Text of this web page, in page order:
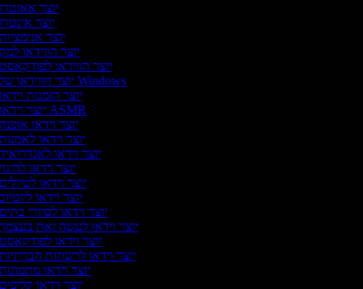
יוצר
יוצר
יוצר
יוצר הווידאו
יוצר הווידאו
יוצר הווידאו של Windows
יוצר הזמנות
יוצר וידאו ASMR
יוצר וידאו
יוצר וידאו
יוצר וידאו
יוצר וידאו
יוצר וידאו
יוצר וידאו
יוצר וידאו לסיורי
יוצר וידאו לעשה זאת
יוצר וידאו
יוצר וידאו לרשתות
יוצר וידאו
יוצר וידאו